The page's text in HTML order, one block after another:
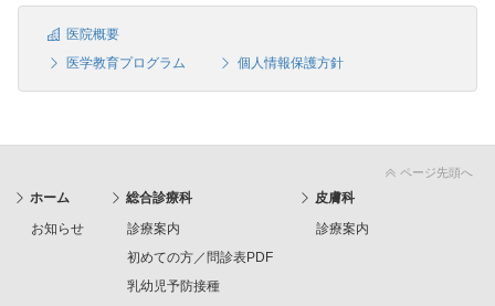
医院概要
医学教育プログラム
個人情報保護方針
ページ先頭へ
ホーム
お知らせ
総合診療科
診療案内
初めての方／問診表PDF
乳幼児予防接種
皮膚科
診療案内